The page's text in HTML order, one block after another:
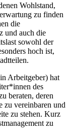
Wohlstand,
zu finden
die
und auch die
sowohl der
hoch ist,
Arbeitgeber) hat
des
beraten, deren
zu vereinbaren und
zu stehen. Kurz
zu